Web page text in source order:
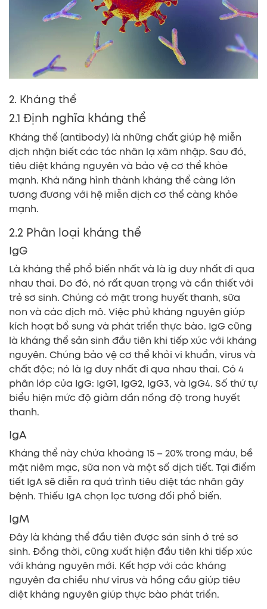
2. Kháng thể
2.1 Định nghĩa kháng thể
Kháng thể (antibody) là những chất giúp hệ miễn
dịch nhận biết các tác nhân lạ xâm nhập. Sau đó,
tiêu diệt kháng nguyên và bảo vệ cơ thể khỏe
mạnh. Khả năng hình thành kháng thể càng lớn
tương đương với hệ miễn dịch cơ thể càng khỏe
mạnh.
2.2 Phân loại kháng thể
IgG
Là kháng thể phổ biến nhất và là ig duy nhất đi qua
nhau thai. Do đó, nó rất quan trọng và cần thiết với
trẻ sơ sinh. Chúng có mặt trong huyết thanh, sữa
non và các dịch mô. Việc phủ kháng nguyên giúp
kích hoạt bổ sung và phát triển thực bào. IgG cũng
là kháng thể sản sinh đầu tiên khi tiếp xúc với kháng
nguyên. Chúng bảo vệ cơ thể khỏi vi khuẩn, virus và
chất độc; nó là Ig duy nhất đi qua nhau thai. Có 4
phân lớp của IgG: IgG1, IgG2, IgG3, và IgG4. Số thứ tự
biểu hiện mức độ giảm dần nồng độ trong huyết
thanh.
IgA
Kháng thể này chứa khoảng 15 – 20% trong máu, bề
mặt niêm mạc, sữa non và một số dịch tiết. Tại điểm
tiết IgA sẽ diễn ra quá trình tiêu diệt tác nhân gây
bệnh. Thiếu IgA chọn lọc tương đối phổ biến.
IgM
Đây là kháng thể đầu tiên được sản sinh ở trẻ sơ
sinh. Đồng thời, cũng xuất hiện đầu tiên khi tiếp xúc
với kháng nguyên mới. Kết hợp với các kháng
nguyên đa chiều như virus và hồng cầu giúp tiêu
diệt kháng nguyên giúp thực bào phát triển.